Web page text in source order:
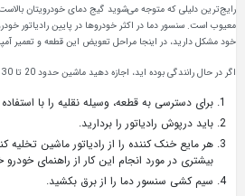
رایج‌ترین دلیلی که متوجه می‌شوید گیج دمای خودرویتان
معیوب است. سنسور دما در اکثر خودروها در پایین رادیاتور
خود مشکل دارید، در اینجا مراحل تعویض این قطعه و تعمیر
اگر در حال رانندگی بوده اید، اجازه دهید ماشین حدود 20 تا 30 دقیقه خنک شود.
برای دسترسی به قطعه، وسیله نقلیه را با
باید درپوش رادیاتور را بردارید.
هر مایع خنک کننده را از رادیاتور ماشین تخلیه
بیشتری در مورد انجام این کار از راهنمای
سیم کشی سنسور دما را از برق بکشید.